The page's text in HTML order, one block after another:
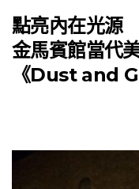
點亮內在光源
金馬賓館當代
《Dust and